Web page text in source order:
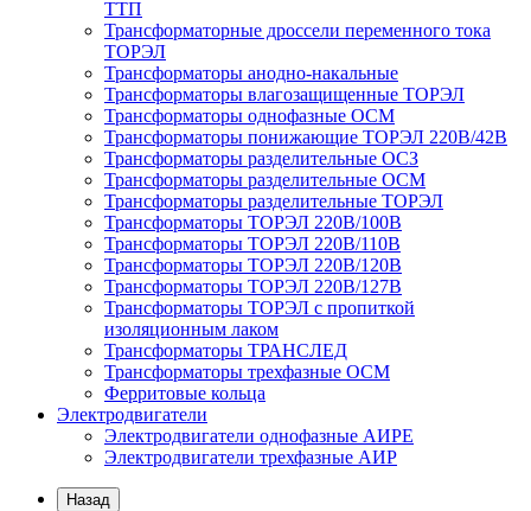
ТТП
Трансформаторные дроссели переменного тока
ТОРЭЛ
Трансформаторы анодно-накальные
Трансформаторы влагозащищенные ТОРЭЛ
Трансформаторы однофазные ОСМ
Трансформаторы понижающие ТОРЭЛ 220В/42В
Трансформаторы разделительные ОСЗ
Трансформаторы разделительные ОСМ
Трансформаторы разделительные ТОРЭЛ
Трансформаторы ТОРЭЛ 220В/100В
Трансформаторы ТОРЭЛ 220В/110В
Трансформаторы ТОРЭЛ 220В/120В
Трансформаторы ТОРЭЛ 220В/127В
Трансформаторы ТОРЭЛ с пропиткой
изоляционным лаком
Трансформаторы ТРАНСЛЕД
Трансформаторы трехфазные ОСМ
Ферритовые кольца
Электродвигатели
Электродвигатели однофазные АИРЕ
Электродвигатели трехфазные АИР
Назад